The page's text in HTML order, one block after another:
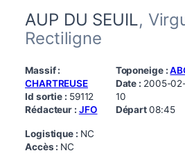
AUP DU SEUIL,
Rectiligne
Massif :
CHARTREUSE
Id sortie : 59112
Rédacteur : JFO
Toponeige :
Date : 2005-
10
Départ08:45
Logistique : NC
Accès : NC